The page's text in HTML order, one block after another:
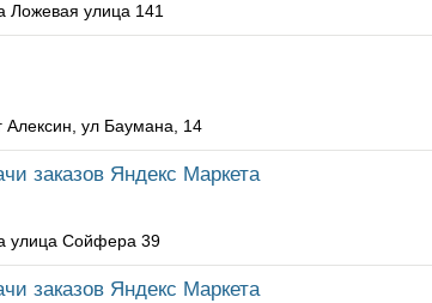
Ложевая улица 141
Алексин, ул Баумана, 14
заказов Яндекс Маркета
улица Сойфера 39
заказов Яндекс Маркета